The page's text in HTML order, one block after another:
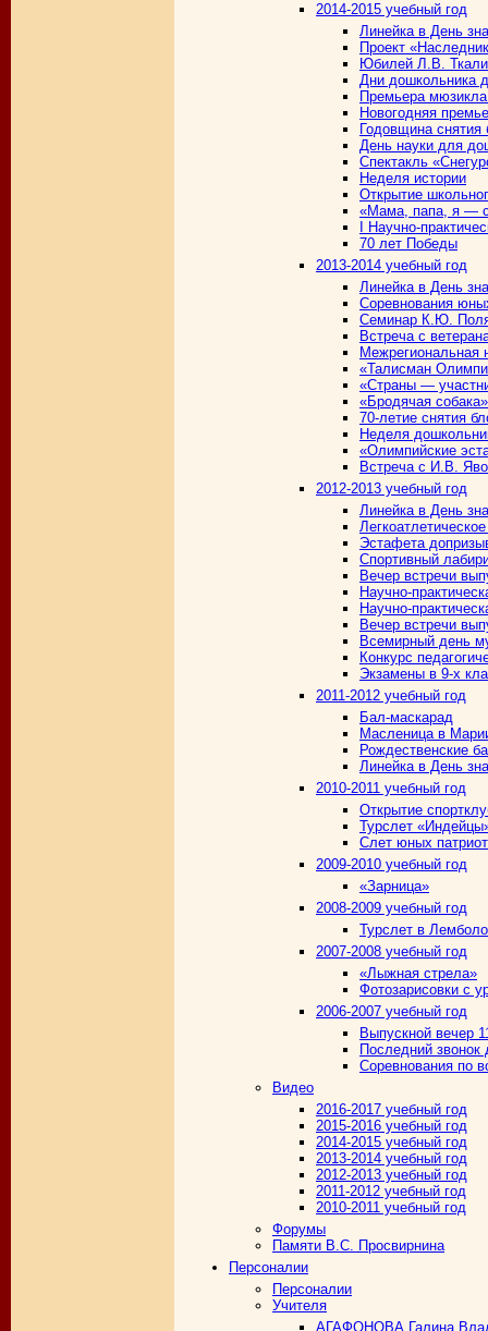
2014-2015 учебный год
Линейка в День
Проект
Юбилей Л.В.
Дни дошкольника
Премьера
Новогодняя
Годовщина снятия
День науки для
Спектакль
Неделя истории
Открытие
«Мама, папа, я —
I Научно-
70 лет Победы
2013-2014 учебный год
Линейка в День
Соревнования
Семинар К.Ю.
Встреча с
Межрегиональная
«Талисман
«Страны —
«Бродячая собака»
70-летие снятия
Неделя
«Олимпийские
Встреча с И.В.
2012-2013 учебный год
Линейка в День
Эстафета
Спортивный
Вечер встречи
Научно-
Научно-
Вечер встречи
Всемирный день
Конкурс
Экзамены в 9-х
2011-2012 учебный год
Бал-маскарад
Масленица в
Рождественские
Линейка в День
2010-2011 учебный год
Открытие
Турслет
Слет юных
2009-2010 учебный год
«Зарница»
2008-2009 учебный год
Турслет в
2007-2008 учебный год
«Лыжная стрела»
Фотозарисовки с
2006-2007 учебный год
Выпускной вечер
Последний звонок
Соревнования по
Видео
2016-2017 учебный год
2015-2016 учебный год
2014-2015 учебный год
2013-2014 учебный год
2012-2013 учебный год
2011-2012 учебный год
2010-2011 учебный год
Форумы
Памяти В.С. Просвирнина
Персоналии
Персоналии
Учителя
АГАФОНОВА Галина